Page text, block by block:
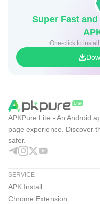
Super Fast
One-click to
APKPure Lite - An Android
page experience. Discover
safer.
SERVICE
APK Install
Chrome Extension